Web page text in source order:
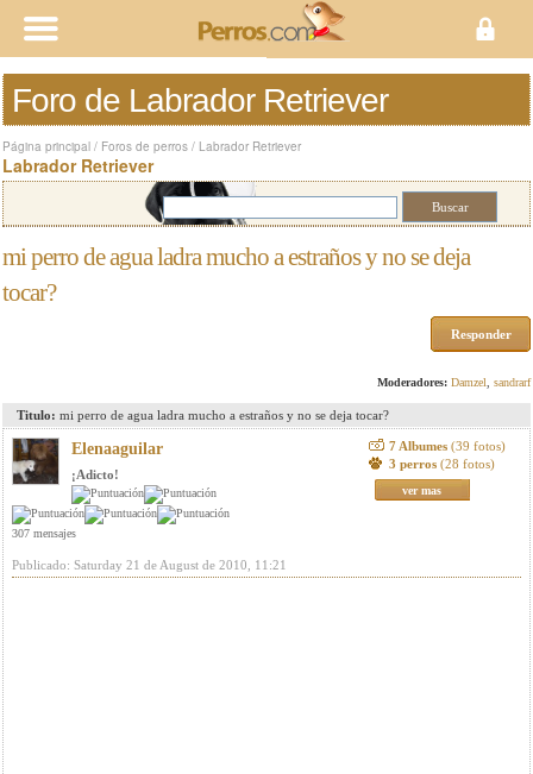
Foro de Labrador Retriever
Página principal / Foros de perros / Labrador Retriever
Labrador Retriever
mi perro de agua ladra mucho a estraños y no se deja
tocar?
Responder
Moderadores: Damzel sandrarf
Titulo: mi perro de agua ladra mucho a estraños y no se deja tocar?
Elenaaguilar
¡Adicto!
307 mensajes
7 Albumes (39 fotos)
3 perros (28 fotos)
ver mas
Publicado: Saturday 21 de August de 2010, 11:21